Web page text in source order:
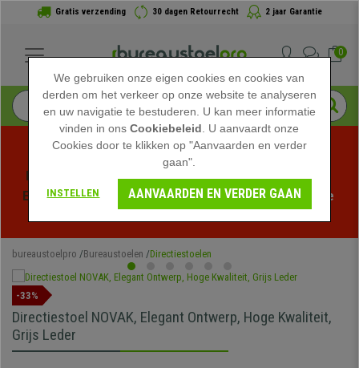
Gratis verzending 30 dagen Retourrecht 2 jaar Garantie
0
Profiteer van de Zomeruitverkoop bij bureaustoelpro!
Exclusieve kortingen voor een beperkte tijd - Bekijk de
bureaustoelpro Bureaustoelen Directiestoelen
-33%
Directiestoel NOVAK, Elegant Ontwerp, Hoge Kwaliteit,
Grijs Leder
We gebruiken onze eigen cookies en cookies van
derden om het verkeer op onze website te analyseren
en uw navigatie te bestuderen. U kan meer informatie
vinden in onsCookiebeleid . U aanvaardt onze
Cookies door te klikken op "Aanvaarden en verder
gaan".
INSTELLEN AANVAARDEN EN VERDER GAAN